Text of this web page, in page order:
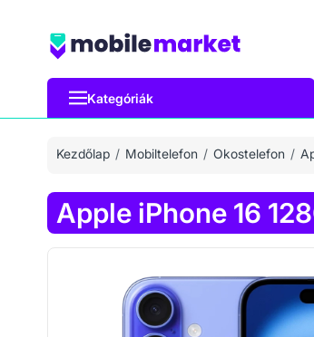
Kategóriák
Kezdőlap Mobiltelefon Okostelefon
Apple iPhone 16